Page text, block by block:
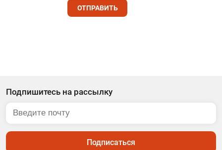
ОТПРАВИТЬ
Подпишитесь на рассылку
Подписаться